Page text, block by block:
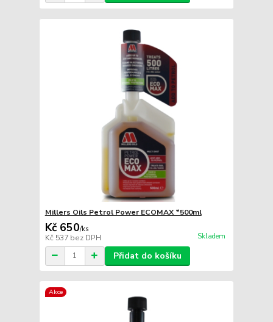
Millers Oils Petrol Power ECOMAX *500ml
Kč 650/ks
Kč 537 bez DPH Skladem
Přidat do košíku
Akce